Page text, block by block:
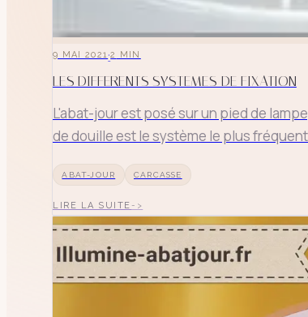
9 MAI 2021·2 MIN
LES DIFFERENTS SYSTEMES DE FIXATION
L'abat-jour est posé sur un pied de
de douille est le système le plus
ABAT-JOUR CARCASSE
LIRE LA SUITE